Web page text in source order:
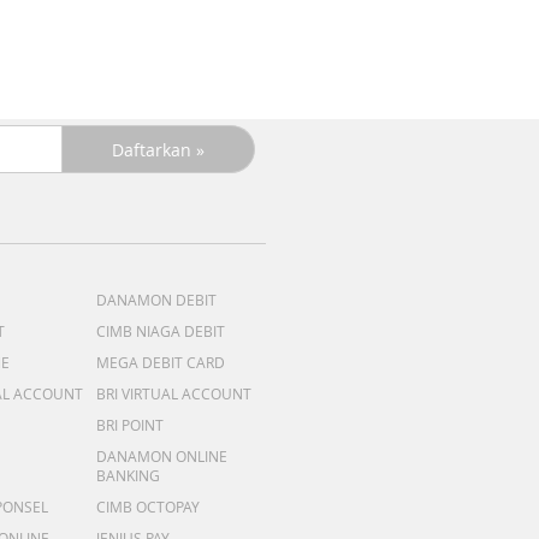
DANAMON DEBIT
CIMB NIAGA DEBIT
MEGA DEBIT CARD
ACCOUNT
BRI VIRTUAL ACCOUNT
BRI POINT
DANAMON ONLINE
BANKING
CIMB OCTOPAY